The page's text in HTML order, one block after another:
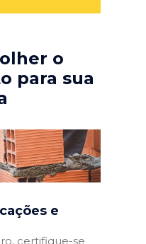
o
para sua
e
certifique-se